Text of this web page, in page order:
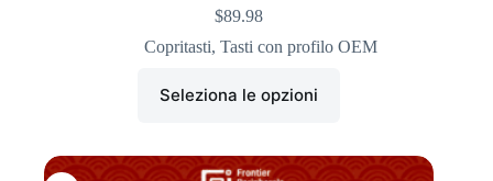
$89.98
Copritasti,Tasti con profilo OEM
Seleziona le opzioni